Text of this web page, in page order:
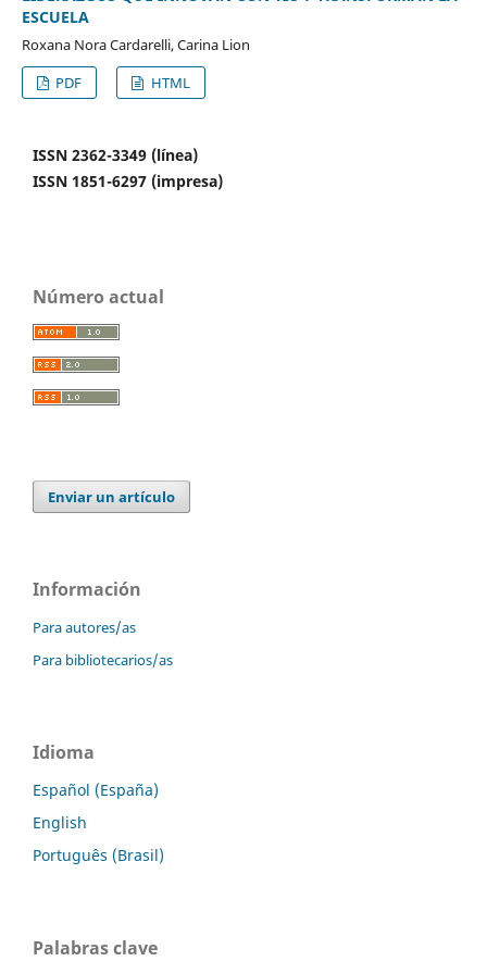
ESCUELA
Roxana Nora Cardarelli, Carina Lion
PDF
HTML
ISSN 2362-3349 (línea)
ISSN 1851-6297 (impresa)
Número actual
Enviar un artículo
Información
Para autores/as
Para bibliotecarios/as
Idioma
Español (España)
English
Português (Brasil)
Palabras clave